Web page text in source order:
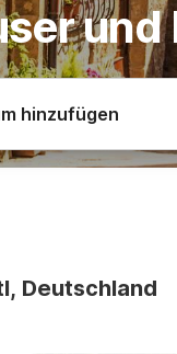
hinzufügen
Deutschland